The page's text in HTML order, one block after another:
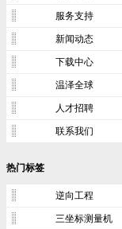
服务支持
新闻动态
下载中心
温泽全球
人才招聘
联系我们
热门标签
逆向工程
三坐标测量机